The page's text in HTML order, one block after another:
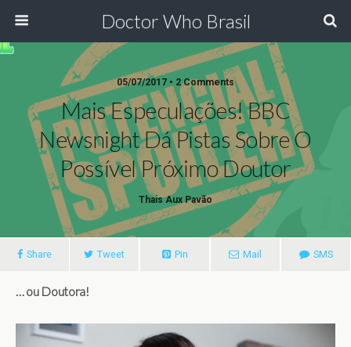
Doctor Who Brasil
05/07/2017 • 2 Comments
Mais Especulações! BBC
Newsnight Dá Pistas Sobre O
Possível Próximo Doutor
Thais Aux Pavão
Share Tweet Pin Mail SMS
… ou Doutora!